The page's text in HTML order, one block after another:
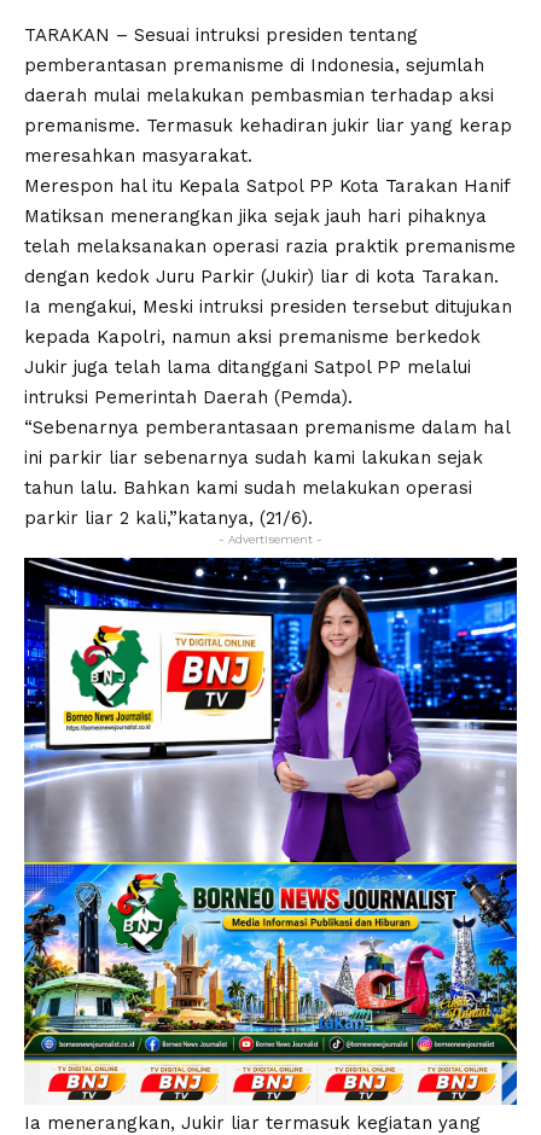
TARAKAN – Sesuai intruksi presiden tentang
pemberantasan premanisme di Indonesia, sejumlah
daerah mulai melakukan pembasmian terhadap aksi
premanisme. Termasuk kehadiran jukir liar yang kerap
meresahkan masyarakat.
Merespon hal itu Kepala Satpol PP Kota Tarakan Hanif
Matiksan menerangkan jika sejak jauh hari pihaknya
telah melaksanakan operasi razia praktik premanisme
dengan kedok Juru Parkir (Jukir) liar di kota Tarakan.
Ia mengakui, Meski intruksi presiden tersebut ditujukan
kepada Kapolri, namun aksi premanisme berkedok
Jukir juga telah lama ditanggani Satpol PP melalui
intruksi Pemerintah Daerah (Pemda).
“Sebenarnya pemberantasaan premanisme dalam hal
ini parkir liar sebenarnya sudah kami lakukan sejak
tahun lalu. Bahkan kami sudah melakukan operasi
parkir liar 2 kali,”katanya, (21/6).
- Advertisement -
Ia menerangkan, Jukir liar termasuk kegiatan yang